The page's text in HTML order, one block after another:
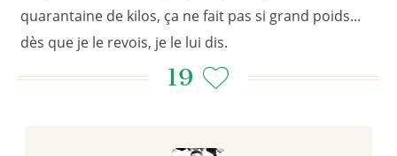
quarantaine de kilos, ça ne fait pas si grand poids...
dès que je le revois, je le lui dis.
19